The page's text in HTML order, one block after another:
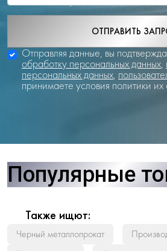
ОТПРАВИТЬ
Отправляя данные, вы
обработку персональных данных,
персональных данных,
принимаете условия политики
Популярные
Также ищют:
Черный металлопрокат